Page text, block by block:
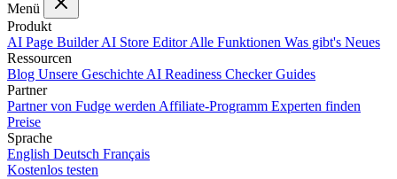
Menü
Produkt
AI Page BuilderAI Store EditorAlle Funktionen Was gibt's Neues
Ressourcen
Blog Unsere Geschichte AI Readiness CheckerGuides
Partner
Partner von Fudge werden Affiliate-Programm Experten finden
Preise
Sprache
English Deutsch Français
Kostenlos testen